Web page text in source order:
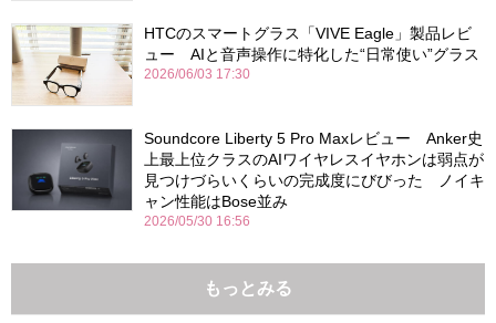
HTCのスマートグラス「VIVE Eagle」製品レビ
ュー AIと音声操作に特化した“日常使い”グラス
2026/06/03 17:30
Soundcore Liberty 5 Pro Maxレビュー Anker史
上最上位クラスのAIワイヤレスイヤホンは弱点が
見つけづらいくらいの完成度にびびった ノイキ
ャン性能はBose並み
2026/05/30 16:56
もっとみる